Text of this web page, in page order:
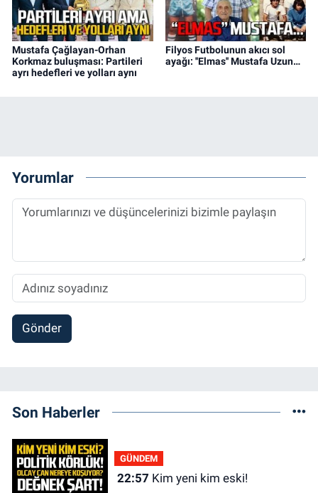
Mustafa Çağlayan-Orhan
Korkmaz buluşması: Partileri
ayrı hedefleri ve yolları aynı
Filyos Futbolunun akıcı sol
ayağı: ''Elmas'' Mustafa Uzun…
Yorumlar
Gönder
Son Haberler
GÜNDEM
22:57 Kim yeni kim eski!